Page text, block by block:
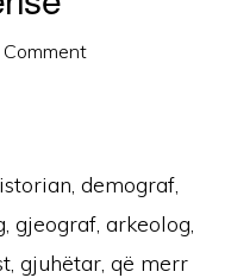
demograf,
gjeograf, arkeolog,
gjuhëtar, që merr